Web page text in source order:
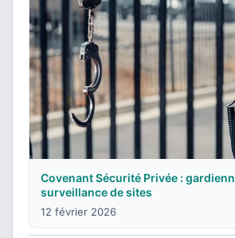
Covenant Sécurité Privée :
surveillance de sites
12 février 2026